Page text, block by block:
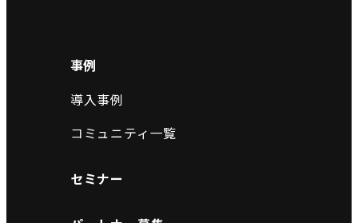
事例
導入事例
コミュニティ一覧
セミナー